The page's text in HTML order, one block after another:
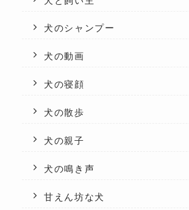
犬のシャンプー
犬の動画
犬の寝顔
犬の散歩
犬の親子
犬の鳴き声
甘えん坊な犬